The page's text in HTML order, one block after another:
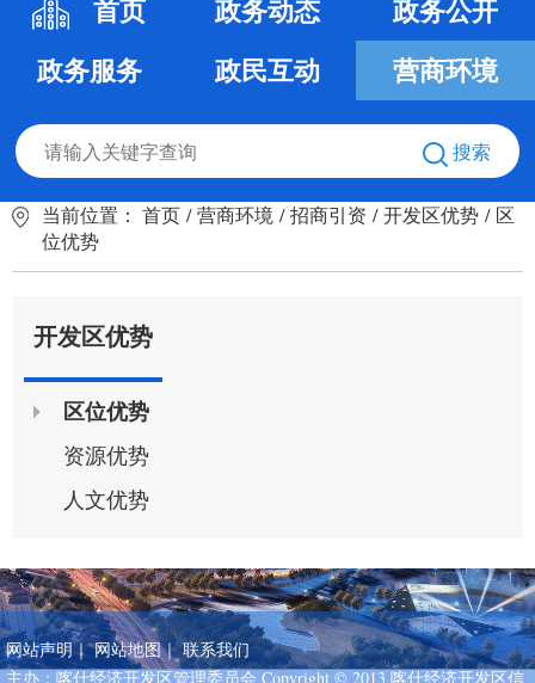
首页 政务动态
政务公开
政务服务
政民互动 营商环境
搜索
当前位置： 首页 /营商环境 /招商引资 /开发区优势 / 区
位优势
开发区优势
区位优势
资源优势
人文优势
网站声明｜网站地图｜联系我们
主办：喀什经济开发区管理委员会 Copyright © 2013 喀什经济开发区信